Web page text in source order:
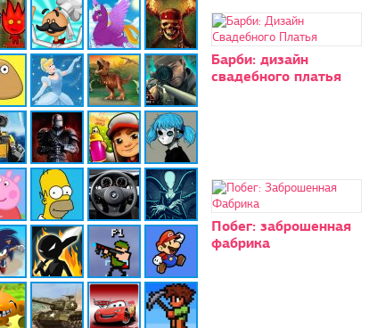
Барби: дизайн
свадебного платья
Побег: заброшенная
фабрика